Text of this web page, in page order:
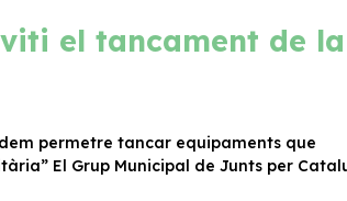
el tancament de la
permetre tancar equipaments que
El Grup Municipal de Junts per